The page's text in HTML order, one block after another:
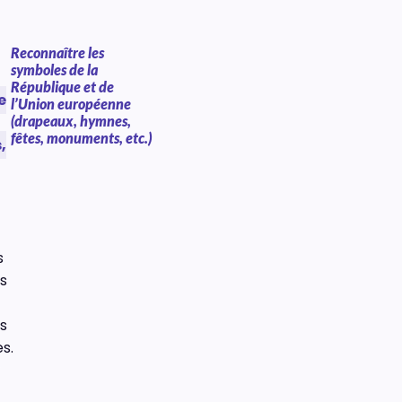
Reconnaître les
symboles de la
République et de
l’Union européenne
(drapeaux, hymnes,
fêtes, monuments, etc.)